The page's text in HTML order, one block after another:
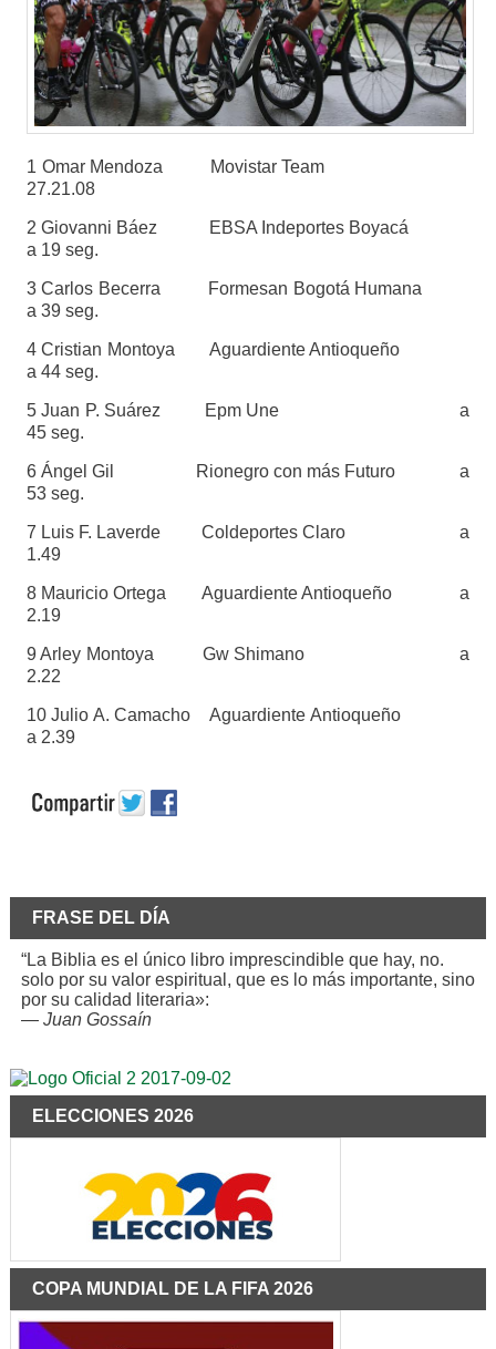
1 Omar Mendoza Movistar Team
27.21.08
2 Giovanni Báez EBSA Indeportes Boyacá
a 19 seg.
3 Carlos Becerra Formesan Bogotá Humana
a 39 seg.
4 Cristian Montoya Aguardiente Antioqueño
a 44 seg.
5 Juan P. Suárez Epm Une a
45 seg.
6 Ángel Gil Rionegro con más Futuro a
53 seg.
7 Luis F. Laverde Coldeportes Claro a
1.49
8 Mauricio Ortega Aguardiente Antioqueño a
2.19
9 Arley Montoya Gw Shimano a
2.22
10 Julio A. Camacho Aguardiente Antioqueño
a 2.39
FRASE DEL DÍA
“La Biblia es el único libro imprescindible que hay, no.
solo por su valor espiritual, que es lo más importante, sino
por su calidad literaria»:
— Juan Gossaín
ELECCIONES 2026
COPA MUNDIAL DE LA FIFA 2026